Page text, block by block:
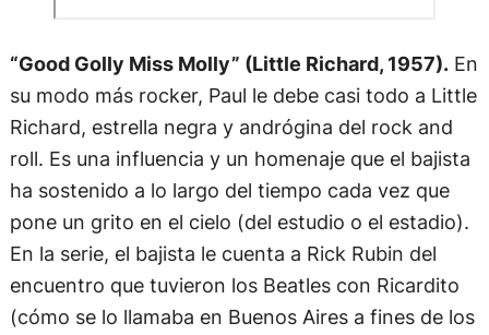
“Good Golly Miss Molly” (Little Richard, 1957).En
su modo más rocker, Paul le debe casi todo a Little
Richard, estrella negra y andrógina del rock and
roll. Es una influencia y un homenaje que el bajista
ha sostenido a lo largo del tiempo cada vez que
pone un grito en el cielo (del estudio o el estadio).
En la serie, el bajista le cuenta a Rick Rubin del
encuentro que tuvieron los Beatles con Ricardito
(cómo se lo llamaba en Buenos Aires a fines de los